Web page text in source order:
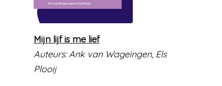
Mijn lijf is me lief
Auteurs: Ank van Wageingen, Els
Plooij